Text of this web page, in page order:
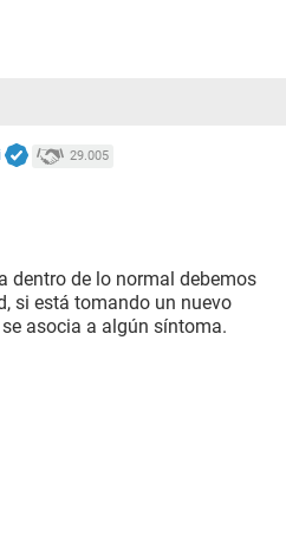
29.005
dentro de lo normal debemos
si está tomando un nuevo
asocia a algún síntoma.